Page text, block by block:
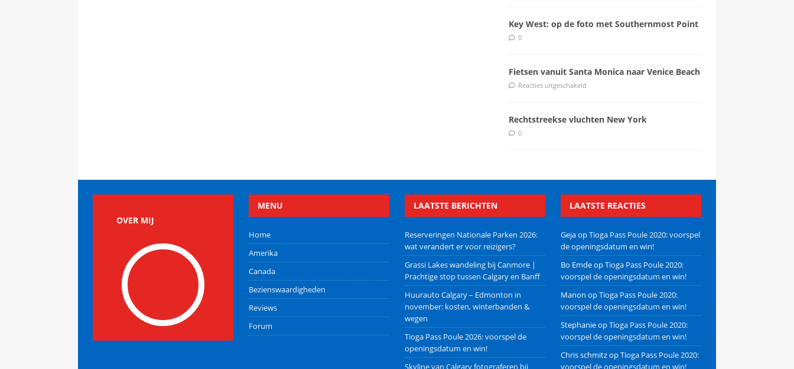
Key West: op de foto met Southernmost Point
0
Fietsen vanuit Santa Monica naar Venice Beach
Reacties uitgeschakeld
Rechtstreekse vluchten New York
0
OVER MIJ
MENU
Home
Amerika
Canada
Bezienswaardigheden
Reviews
Forum
LAATSTE BERICHTEN
Reserveringen Nationale Parken 2026:
wat verandert er voor reizigers?
Grassi Lakes wandeling bij Canmore |
Prachtige stop tussen Calgary en Banff
Huurauto Calgary – Edmonton in
november: kosten, winterbanden &
wegen
Tioga Pass Poule 2026: voorspel de
openingsdatum en win!
Skyline van Calgary fotograferen bij
LAATSTE REACTIES
GejaopTioga Pass Poule 2020: voorspel
de openingsdatum en win!
Bo EmdeopTioga Pass Poule 2020:
voorspel de openingsdatum en win!
Manon opTioga Pass Poule 2020:
voorspel de openingsdatum en win!
StephanieopTioga Pass Poule 2020:
voorspel de openingsdatum en win!
Chris schmitzopTioga Pass Poule 2020:
voorspel de openingsdatum en win!